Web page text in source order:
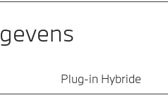
Plug-in Hybride